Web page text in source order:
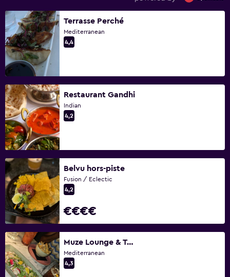
Terrasse Perché
Mediterranean
4,4
Restaurant Gandhi
Indian
4,2
Belvu hors-piste
Fusion / Eclectic
4,2
€€€€
Muze Lounge & Terrasse
Mediterranean
4,3